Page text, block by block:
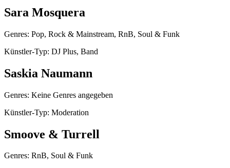
Sara Mosquera
Genres: Pop, Rock & Mainstream, RnB, Soul & Funk
Künstler-Typ: DJ Plus, Band
Saskia Naumann
Genres: Keine Genres angegeben
Künstler-Typ: Moderation
Smoove & Turrell
Genres: RnB, Soul & Funk